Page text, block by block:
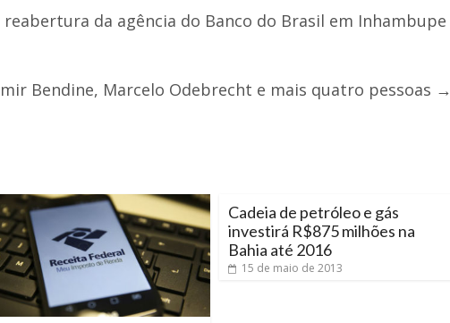
da agência do Banco do Brasil em Inhambupe
Bendine, Marcelo Odebrecht e mais quatro pessoas →
Cadeia de petróleo e gás
investirá R$875 milhões na
Bahia até 2016
15 de maio de 2013